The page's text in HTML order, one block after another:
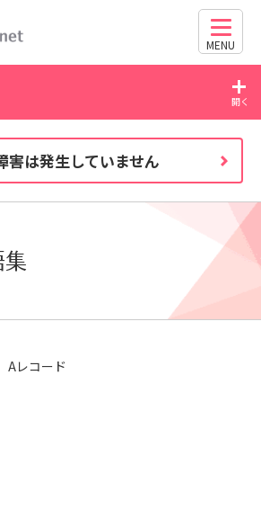
MENU
明書の有効期限と更新方法に関す
害は発生していません
集
Aレコード